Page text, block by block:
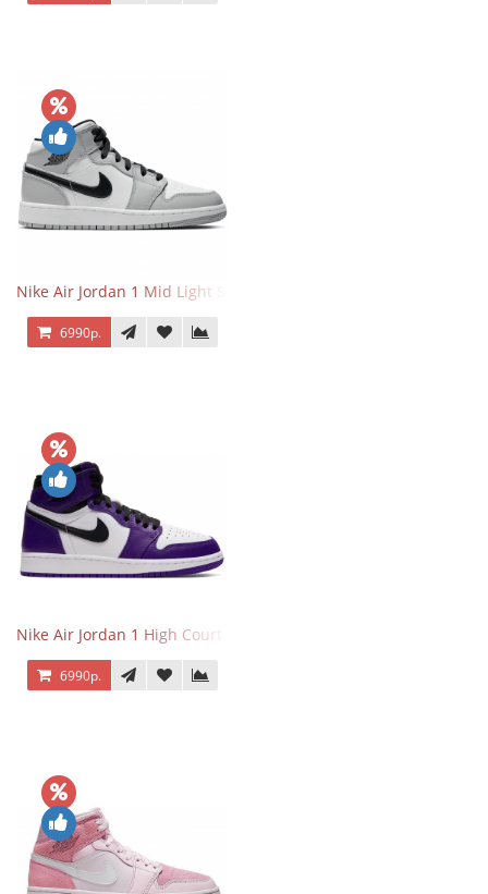
Nike Air Jordan 1 Mid Light Smoke Grey
6990р.
Nike Air Jordan 1 High Court Purple 2.0
6990р.